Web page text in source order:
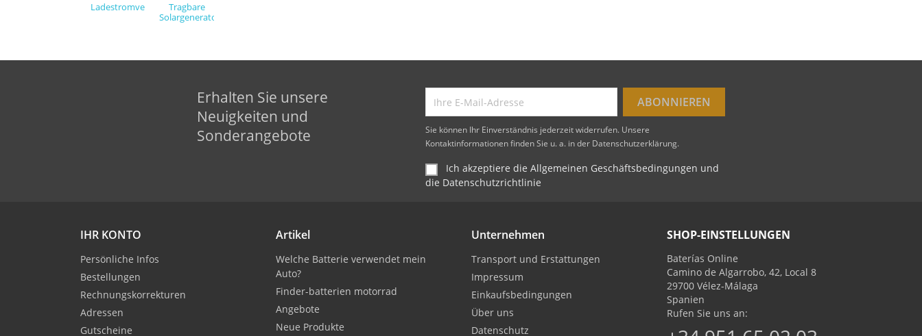
Ladestromverteiler Tragbare
Solargeneratoren
Erhalten Sie unsere
Neuigkeiten und
Sonderangebote
Sie können Ihr Einverständnis jederzeit widerrufen. Unsere
Kontaktinformationen finden Sie u. a. in der Datenschutzerklärung.
Ich akzeptiere die Allgemeinen Geschäftsbedingungen und
die Datenschutzrichtlinie
IHR KONTO
Persönliche Infos
Bestellungen
Rechnungskorrekturen
Adressen
Gutscheine
Artikel
Welche Batterie verwendet mein
Auto?
Finder-batterien motorrad
Angebote
Neue Produkte
Unternehmen
Transport und Erstattungen
Impressum
Einkaufsbedingungen
Über uns
Datenschutz
SHOP-EINSTELLUNGEN
Baterías Online
Camino de Algarrobo, 42, Local 8
29700 Vélez-Málaga
Spanien
Rufen Sie uns an: